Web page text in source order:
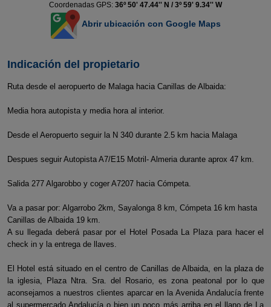
Coordenadas GPS: 36º 50' 47.44'' N / 3º 59' 9.34'' W
Abrir ubicación con Google Maps
Indicación del propietario
Ruta desde el aeropuerto de Malaga hacia Canillas de Albaida:
Media hora autopista y media hora al interior.
Desde el Aeropuerto seguir la N 340 durante 2.5 km hacia Malaga
Despues seguir Autopista A7/E15 Motril- Almeria durante aprox 47 km.
Salida 277 Algarobbo y coger A7207 hacia Cómpeta.
Va a pasar por: Algarrobo 2km, Sayalonga 8 km, Cómpeta 16 km hasta
Canillas de Albaida 19 km.
A su llegada deberá pasar por el Hotel Posada La Plaza para hacer el
check in y la entrega de llaves.
El Hotel está situado en el centro de Canillas de Albaida, en la plaza de
la iglesia, Plaza Ntra. Sra. del Rosario, es zona peatonal por lo que
aconsejamos a nuestros clientes aparcar en la Avenida Andalucía frente
al supermercado Andalucía o bien un poco más arriba en el llano de La